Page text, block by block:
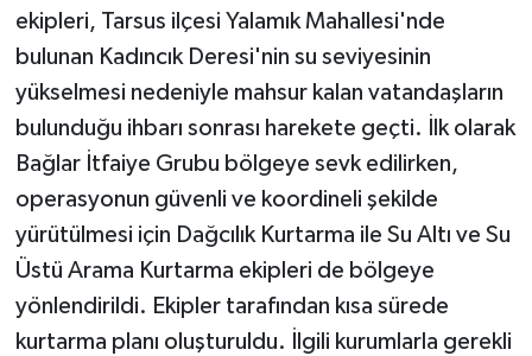
ekipleri, Tarsus ilçesi Yalamık Mahallesi'nde
bulunan Kadıncık Deresi'nin su seviyesinin
yükselmesi nedeniyle mahsur kalan vatandaşların
bulunduğu ihbarı sonrası harekete geçti. İlk olarak
Bağlar İtfaiye Grubu bölgeye sevk edilirken,
operasyonun güvenli ve koordineli şekilde
yürütülmesi için Dağcılık Kurtarma ile Su Altı ve Su
Üstü Arama Kurtarma ekipleri de bölgeye
yönlendirildi. Ekipler tarafından kısa sürede
kurtarma planı oluşturuldu. İlgili kurumlarla gerekli